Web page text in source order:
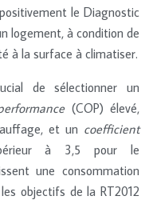
le Diagnostic
logement, à condition de
à la surface à climatiser.
de sélectionner un
(COP) élevé,
et un coefficient
à 3,5 pour le
une consommation
objectifs de la RT2012